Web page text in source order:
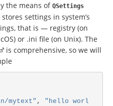
the means of QSettings
settings in system’s
that is — registry (on
or .ini file (on Unix). The
is comprehensive, so we will
mytext" ,
"hello worl